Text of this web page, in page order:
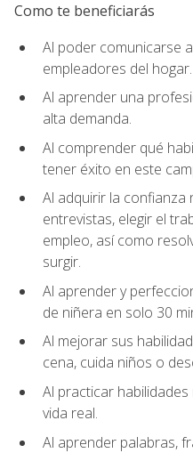
Como te beneficiarás
Al poder comunicarse
empleadores del hogar.
Al aprender una
alta demanda.
Al comprender qué
tener éxito en este
Al adquirir la
entrevistas, elegir el
empleo, así como
surgir.
Al aprender y
de niñera en solo 30
Al mejorar sus
cena, cuida niños o
Al practicar
vida real.
Al aprender palabras,